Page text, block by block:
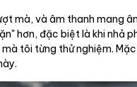
mà, và âm thanh mang
hơn, đặc biệt là khi nhả
tôi từng thử nghiệm.